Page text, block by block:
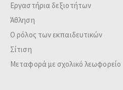
Εργαστήρια δεξιοτήτων
Άθληση
Ο ρόλος των εκπαιδευτικών
Σίτιση
Μεταφορά με σχολικό λεωφορείο